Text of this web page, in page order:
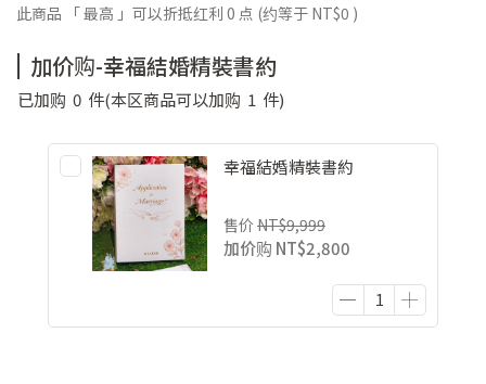
此商品 「 最高 」可以折抵红利 0 点 (约等于 NT$0 )
加价购-幸福結婚精裝書約
已加购 0 件(本区商品可以加购 1 件)
幸福結婚精裝書約
售价 NT$9,999
加价购 NT$2,800